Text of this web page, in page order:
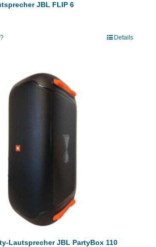
JBL FLIP 6
Details
Lautsprecher JBL PartyBox 110